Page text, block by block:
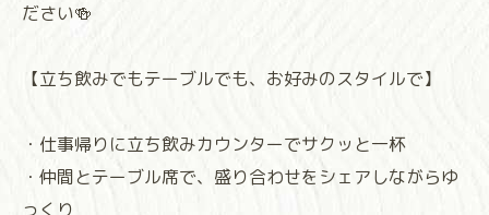
ださい🍻
【立ち飲みでもテーブルでも、お好みのスタイルで】
・仕事帰りに立ち飲みカウンターでサクッと一杯
・仲間とテーブル席で、盛り合わせをシェアしながらゆ
っくり